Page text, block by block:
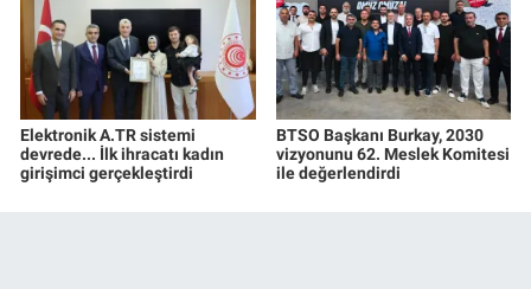
Elektronik A.TR sistemi
devrede... İlk ihracatı kadın
girişimci gerçekleştirdi
BTSO Başkanı Burkay, 2030
vizyonunu 62. Meslek Komitesi
ile değerlendirdi